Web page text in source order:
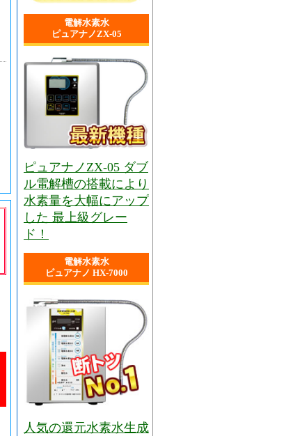
電解水素水
ピュアナノZX-05
ピュアナノZX-05 ダブ
ル電解槽の搭載により
水素量を大幅にアップ
した 最上級グレー
ド！
電解水素水
ピュアナノ HX-7000
人気の還元水素水生成